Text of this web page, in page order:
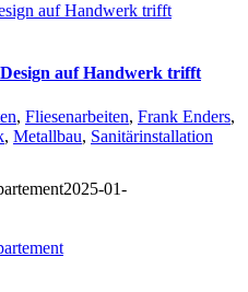
auf Handwerk trifft
auf Handwerk trifft
, Fliesenarbeiten, Frank Enders,
, Metallbau, Sanitärinstallation
2025-01-